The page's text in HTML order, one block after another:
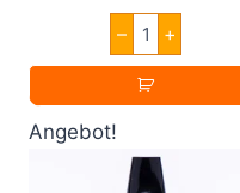
–
Vampire
Vape
Strawberry
Kiwi
30ml
+
Angebot!